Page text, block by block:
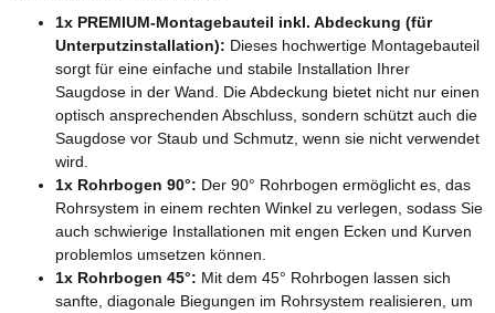
1x PREMIUM-Montagebauteil inkl. Abdeckung (für
Unterputzinstallation): Dieses hochwertige Montagebauteil
sorgt für eine einfache und stabile Installation Ihrer
Saugdose in der Wand. Die Abdeckung bietet nicht nur einen
optisch ansprechenden Abschluss, sondern schützt auch die
Saugdose vor Staub und Schmutz, wenn sie nicht verwendet
wird.
1x Rohrbogen 90°: Der 90° Rohrbogen ermöglicht es, das
Rohrsystem in einem rechten Winkel zu verlegen, sodass Sie
auch schwierige Installationen mit engen Ecken und Kurven
problemlos umsetzen können.
1x Rohrbogen 45°: Mit dem 45° Rohrbogen lassen sich
sanfte, diagonale Biegungen im Rohrsystem realisieren, um